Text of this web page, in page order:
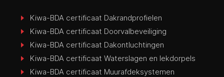
Kiwa-BDA certificaat Dakrandprofielen
Kiwa-BDA certificaat Doorvalbeveiliging
Kiwa-BDA certificaat Dakontluchtingen
Kiwa-BDA certificaat Waterslagen en lekdorpels
Kiwa-BDA certificaat Muurafdeksystemen